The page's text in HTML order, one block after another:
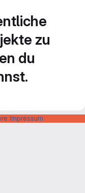
zu
du
Impressum